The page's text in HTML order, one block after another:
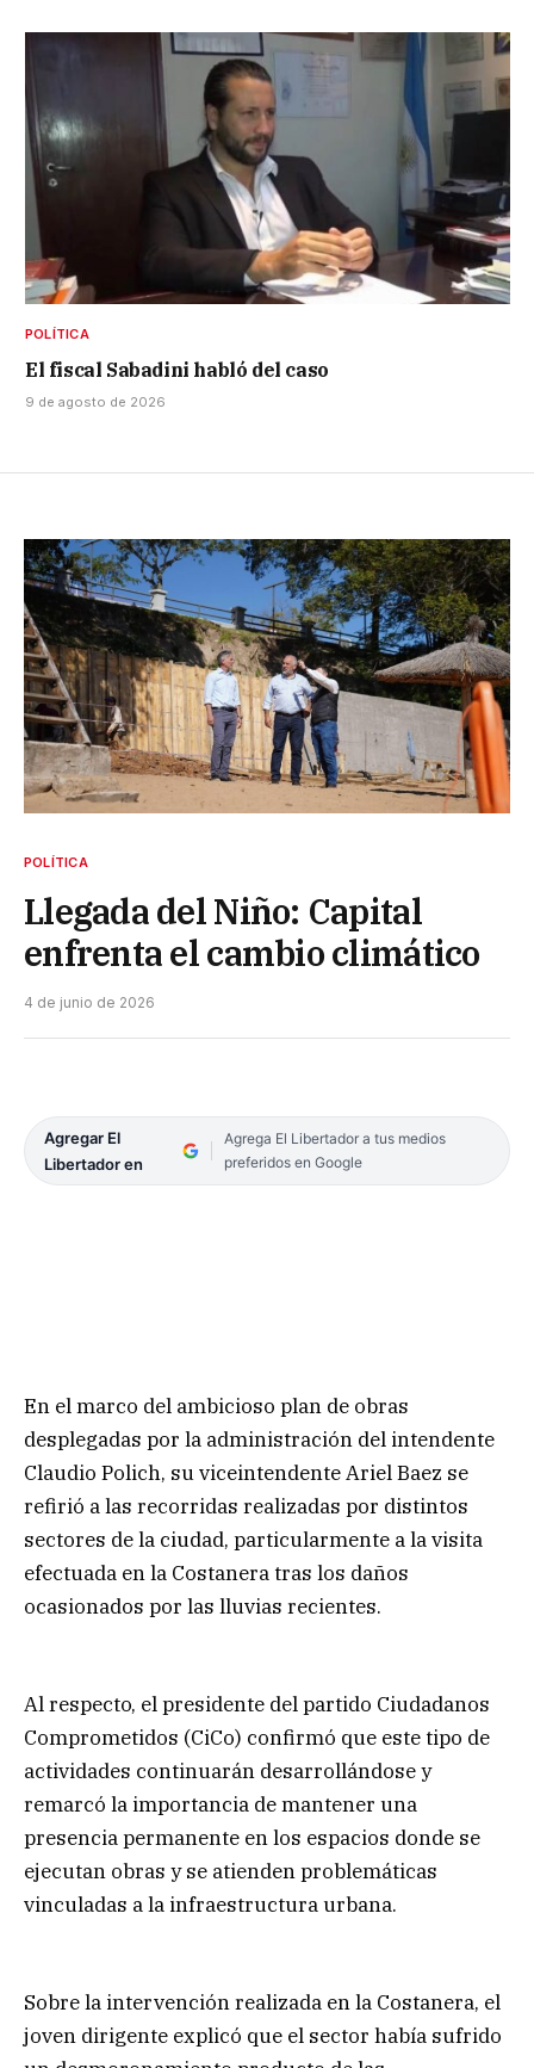
POLÍTICA
El fiscal Sabadini habló del caso
9 de agosto de 2026
POLÍTICA
Llegada del Niño: Capital
enfrenta el cambio climático
4 de junio de 2026
Agregar El
Libertador en
Agrega El Libertador a tus medios
preferidos en Google
En el marco del ambicioso plan de obras
desplegadas por la administración del intendente
Claudio Polich, su viceintendente Ariel Baez se
refirió a las recorridas realizadas por distintos
sectores de la ciudad, particularmente a la visita
efectuada en la Costanera tras los daños
ocasionados por las lluvias recientes.
Al respecto, el presidente del partido Ciudadanos
Comprometidos (CiCo) confirmó que este tipo de
actividades continuarán desarrollándose y
remarcó la importancia de mantener una
presencia permanente en los espacios donde se
ejecutan obras y se atienden problemáticas
vinculadas a la infraestructura urbana.
Sobre la intervención realizada en la Costanera, el
joven dirigente explicó que el sector había sufrido